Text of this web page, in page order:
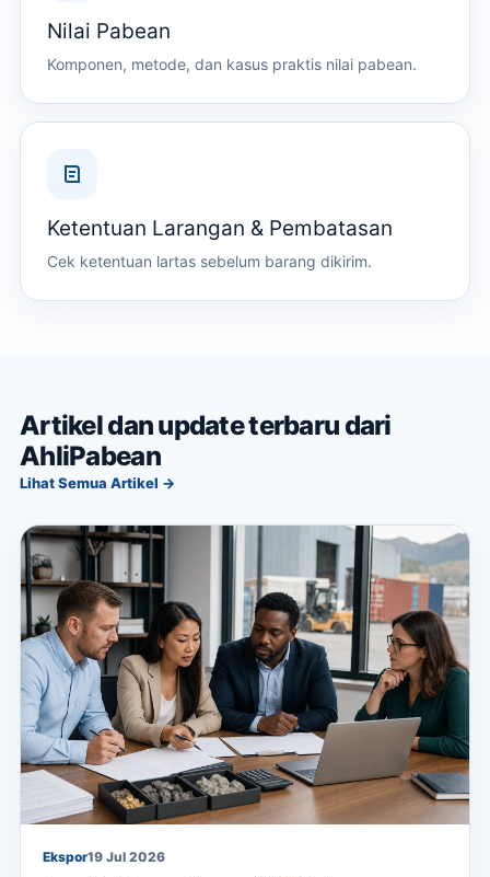
Nilai Pabean
Komponen, metode, dan kasus praktis nilai pabean.
Ketentuan Larangan & Pembatasan
Cek ketentuan lartas sebelum barang dikirim.
Artikel dan update terbaru dari
AhliPabean
Lihat Semua Artikel →
Ekspor19 Jul 2026